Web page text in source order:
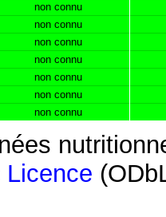
non connu
non connu
non connu
non connu
non connu
non connu
non connu
Licence